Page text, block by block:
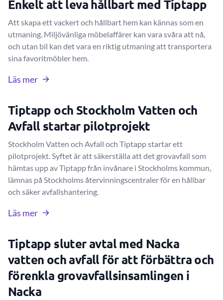
Enkelt att leva hållbart med Tiptapp
Att skapa ett vackert och hållbart hem kan kännas som en
utmaning. Miljövänliga möbelaffärer kan vara svåra att nå,
och utan bil kan det vara en riktig utmaning att transportera
sina favoritmöbler hem.
Läs mer
Tiptapp och Stockholm Vatten och
Avfall startar pilotprojekt
Stockholm Vatten och Avfall och Tiptapp startar ett
pilotprojekt. Syftet är att säkerställa att det grovavfall som
hämtas upp av Tiptapp från invånare i Stockholms kommun,
lämnas på Stockholms återvinningscentraler för en hållbar
och säker avfallshantering.
Läs mer
Tiptapp sluter avtal med Nacka
vatten och avfall för att förbättra och
förenkla grovavfallsinsamlingen i
Nacka